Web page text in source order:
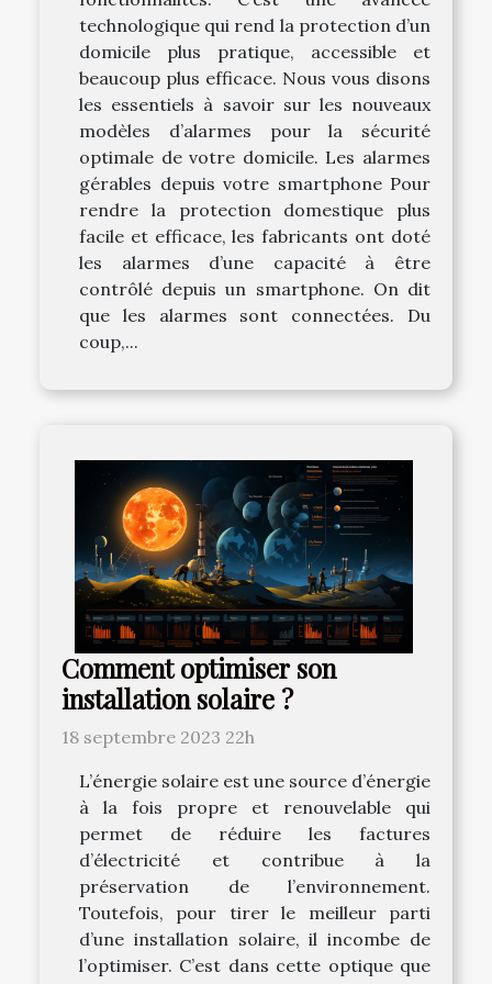
technologique qui rend la protection d’un
domicile plus pratique, accessible et
beaucoup plus efficace. Nous vous disons
les essentiels à savoir sur les nouveaux
modèles d’alarmes pour la sécurité
optimale de votre domicile. Les alarmes
gérables depuis votre smartphone Pour
rendre la protection domestique plus
facile et efficace, les fabricants ont doté
les alarmes d’une capacité à être
contrôlé depuis un smartphone. On dit
que les alarmes sont connectées. Du
coup,...
Comment optimiser son
installation solaire ?
18 septembre 2023 22h
L’énergie solaire est une source d’énergie
à la fois propre et renouvelable qui
permet de réduire les factures
d’électricité et contribue à la
préservation de l’environnement.
Toutefois, pour tirer le meilleur parti
d’une installation solaire, il incombe de
l’optimiser. C’est dans cette optique que